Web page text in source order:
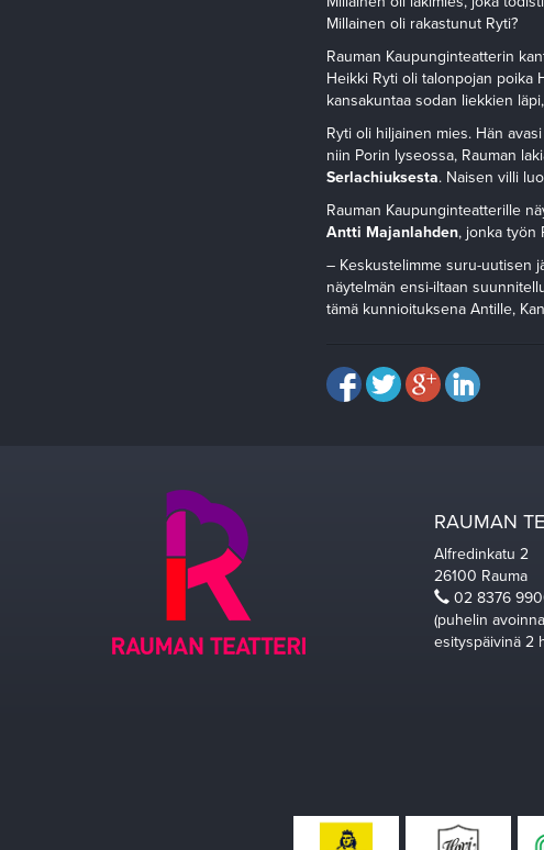
Millainen oli rakastunut Ryti?
Rauman Kaupunginteatterin
Heikki Ryti oli talonpojan poika
kansakuntaa sodan liekkien
Ryti oli hiljainen mies. Hän
niin Porin lyseossa, Rauman
Serlachiuksesta. Naisen villi
Rauman Kaupunginteatterille
Antti Majanlahden, jonka työn
– Keskustelimme suru-uutisen
näytelmän ensi-iltaan
tämä kunnioituksena Antille,
RAUMAN
Alfredinkatu 2
26100 Rauma
02 8376
(puhelin
esityspäivinä 2